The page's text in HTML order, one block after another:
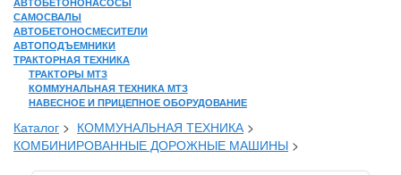
САМОСВАЛЫ
АВТОБЕТОНОСМЕСИТЕЛИ
АВТОПОДЪЕМНИКИ
ТРАКТОРНАЯ ТЕХНИКА
ТРАКТОРЫ МТЗ
КОММУНАЛЬНАЯ ТЕХНИКА МТЗ
НАВЕСНОЕ И ПРИЦЕПНОЕ ОБОРУДОВАНИЕ
Каталог > КОММУНАЛЬНАЯ ТЕХНИКА>
КОМБИНИРОВАННЫЕ ДОРОЖНЫЕ МАШИНЫ >